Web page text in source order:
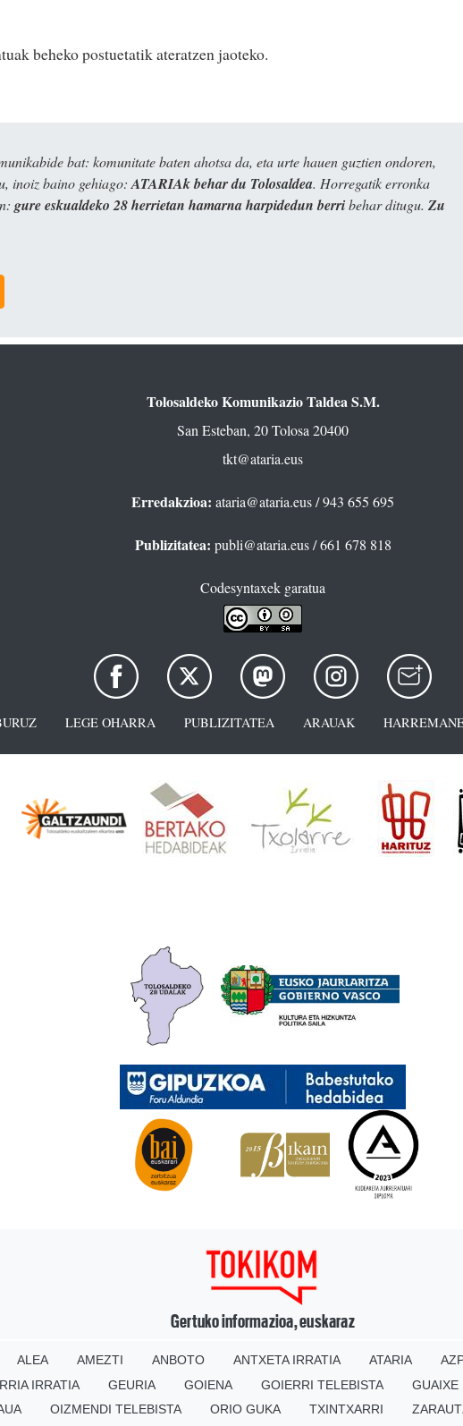
beheko postuetatik ateratzen jaoteko.
bat: komunitate baten ahotsa da, eta urte hauen guztien ondoren,
inoiz baino gehiago:ATARIAk behar du Tolosaldea. Horregatik erronka
gure eskualdeko 28 herrietan hamarna harpidedun berribehar ditugu. Zu
Tolosaldeko Komunikazio Taldea S.M.
San Esteban, 20 Tolosa 20400
tkt@ataria.eus
Erredakzioa: ataria@ataria.eus/ 943 655 695
Publizitatea: publi@ataria.eus/ 661 678 818
Codesyntaxek garatua
LEGE OHARRA PUBLIZITATEA ARAUAK
Gertuko informazioa, euskaraz
ALEA AMEZTI ANBOTO ANTXETA IRRATIA ATARIA
IRRATIA GEURIA GOIENA GOIERRI TELEBISTA GUAIXE
OIZMENDI TELEBISTA ORIO GUKA TXINTXARRI